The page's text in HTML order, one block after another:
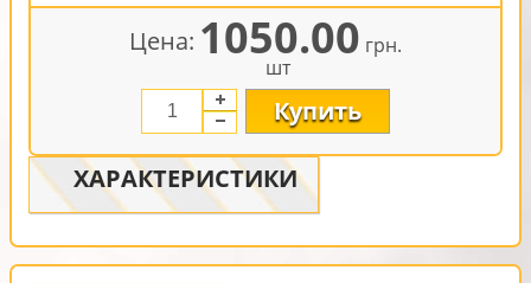
Цена: 1050.00 грн.
шт
Купить
ХАРАКТЕРИСТИКИ